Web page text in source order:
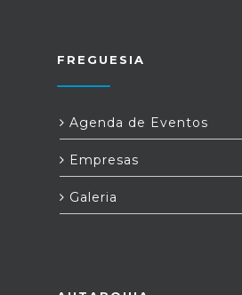
FREGUESIA
Agenda de Eventos
Empresas
Galeria